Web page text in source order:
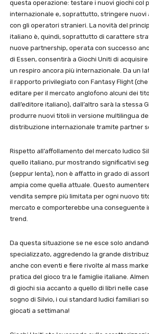
questa operazione: testare i nuovi giochi col
internazionale e, soprattutto, stringere nuovi
con gli operatori stranieri. La novità del
italiano è, quindi, soprattutto di carattere
nuove partnership, operata con successo
di Essen, consentirà a Giochi Uniti di
un respiro ancora più internazionale. Da un
il rapporto privilegiato con Fantasy Flight
editare per il mercato anglofono alcuni dei
dall’editore italiano), dall’altro sarà la stessa
produrre nuovi titoli in versione multilingua
distribuzione internazionale tramite partner
Rispetto all’affollamento del mercato ludico
quello italiano, pur mostrando significativi
(seppur lenta), non è affatto in grado di
ampia come quella attuale. Questo
vendita sempre più limitata per ogni nuovo
mercato e comporterebbe una conseguente
trend.
Da questa situazione se ne esce solo
specializzato, aggredendo la grande
anche con eventi e fiere rivolte al mass
pratica del gioco tra le famiglie italiane.
di giochi sia accanto a quello di libri nelle
sogno di Silvio, i cui standard ludici familiari
giocati a settimana!